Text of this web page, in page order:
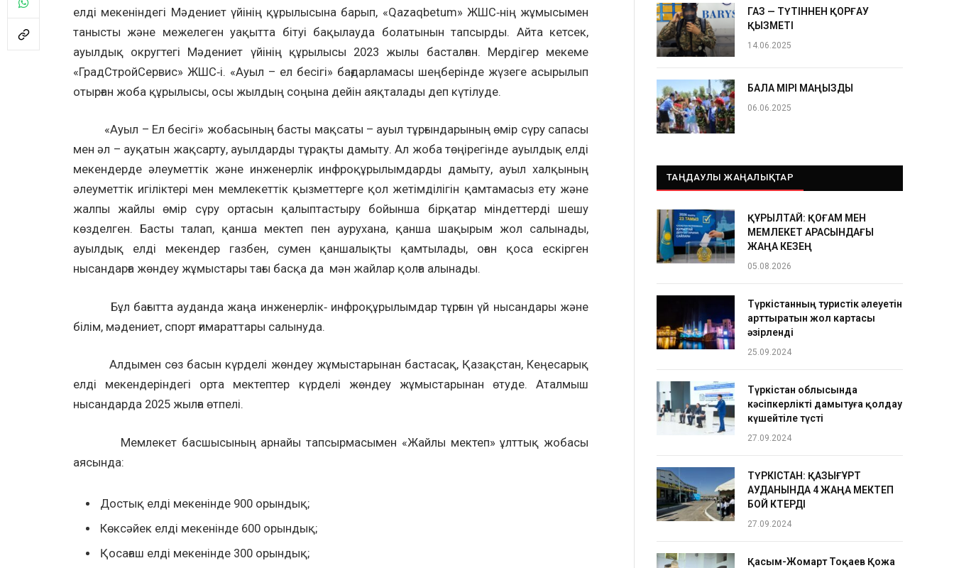
елді мекеніндегі Мәдениет үйінің құрылысына барып, «Qazaqbetum» ЖШС‑нің жұмысымен
танысты және межелеген уақытта бітуі бақылауда болатынын тапсырды. Айта кетсек,
ауылдық округтегі Мәдениет үйінің құрылысы 2023 жылы басталған. Мердігер мекеме
«ГрадСтройСервис» ЖШС‑і. «Ауыл – ел бесігі» бағдарламасы шеңберінде жүзеге асырылып
отырған жоба құрылысы, осы жылдың соңына дейін аяқталады деп күтілуде.
«Ауыл – Ел бесігі» жобасының басты мақсаты – ауыл тұрғындарының өмір сүру сапасы
мен әл – ауқатын жақсарту, ауылдарды тұрақты дамыту. Ал жоба төңірегінде ауылдық елді
мекендерде әлеуметтік және инженерлік инфроқұрылымдарды дамыту, ауыл халқының
әлеуметтік игіліктері мен мемлекеттік қызметтерге қол жетімділігін қамтамасыз ету және
жалпы жайлы өмір сүру ортасын қалыптастыру бойынша бірқатар міндеттерді шешу
көзделген. Басты талап, қанша мектеп пен аурухана, қанша шақырым жол салынады,
ауылдық елді мекендер газбен, сумен қаншалықты қамтылады, оған қоса ескірген
нысандарға жөндеу жұмыстары тағы басқа да мән жайлар қолға алынады.
Бұл бағытта ауданда жаңа инженерлік‑ инфроқұрылымдар тұрғын үй нысандары және
білім, мәдениет, спорт ғимараттары салынуда.
Алдымен сөз басын күрделі жөндеу жұмыстарынан бастасақ, Қазақстан, Кеңесарық
елді мекендеріндегі орта мектептер күрделі жөндеу жұмыстарынан өтуде. Аталмыш
нысандарда 2025 жылға өтпелі.
Мемлекет басшысының арнайы тапсырмасымен «Жайлы мектеп» ұлттық жобасы
аясында:
Достық елді мекенінде 900 орындық;
Көксәйек елді мекенінде 600 орындық;
Қосағаш елді мекенінде 300 орындық;
ГАЗ — ТҮТІННЕН ҚОРҒАУ
ҚЫЗМЕТІ
14.06.2025
БАЛА ӨМІРІ МАҢЫЗДЫ
06.06.2025
ТАҢДАУЛЫ ЖАҢАЛЫҚТАР
ҚҰРЫЛТАЙ: ҚОҒАМ МЕН
МЕМЛЕКЕТ АРАСЫНДАҒЫ
ЖАҢА КЕЗЕҢ
05.08.2026
Түркістанның туристік әлеуетін
арттыратын жол картасы
әзірленді
25.09.2024
Түркістан облысында
кәсіпкерлікті дамытуға қолдау
күшейтіле түсті
27.09.2024
ТҮРКІСТАН: ҚАЗЫҒҰРТ
АУДАНЫНДА 4 ЖАҢА МЕКТЕП
БОЙ КӨТЕРДІ
27.09.2024
Қасым-Жомарт Тоқаев Қожа